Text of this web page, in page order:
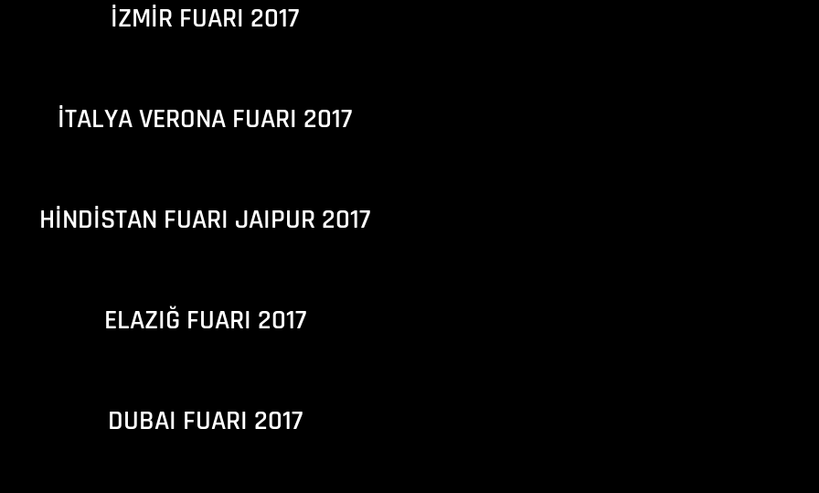
İZMİR FUARI 2017
İTALYA VERONA FUARI 2017
HİNDİSTAN FUARI JAIPUR 2017
ELAZIĞ FUARI 2017
DUBAI FUARI 2017